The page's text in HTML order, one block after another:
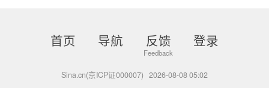
首页 导航 反馈 登录
Sina.cn(京ICP证000007) 2026-08-08 05:02